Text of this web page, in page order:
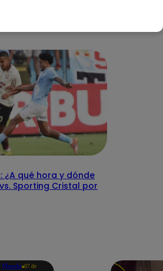
¿A qué hora y dónde
Sporting Cristal por
Mundo 07 de